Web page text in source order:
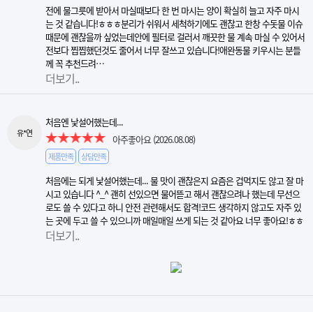
전에 물그릇에 받아서 마실때보다 한 번 마시는 양이 확실히 늘고 자주 마시
는 것 같습니다!ㅎㅎㅎ분리가 쉬워서 세척하기에도 괜찮고 한창 수돗물 이슈
때문에 괜찮을까 싶었는데안에 필터로 걸러서 깨끗한 물 계속 마실 수 있어서
전보다 찝찝했던것도 줄어서 너무 잘쓰고 있습니다!애완동물 키우시는 분들
께 꼭 추천드려…
더보기..
유*연
처음엔 낯설어했는데...
아주좋아요(2026.08.08)
제품만족 상담만족
처음에는 되게 낯설어했는데... 물 맛이 괜찮은지 요즘은 겁먹지도 않고 잘 마
시고 있습니다 ^_^ 괜히 선있으면 물어뜯고 해서 괜찮으려나 했는데 무선으
로도 쓸 수 있다고 하니 안전 관련해서도 합격!코드 생각하지 않고도 자주 있
는 곳에 두고 쓸 수 있으니까 매일매일 쓰게 되는 것 같아요 너무 좋아요!ㅎㅎ
더보기..